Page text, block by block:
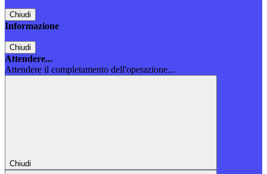
Chiudi
Informazione
Chiudi
Attendere...
Attendere il completamento dell'operazione...
Chiudi